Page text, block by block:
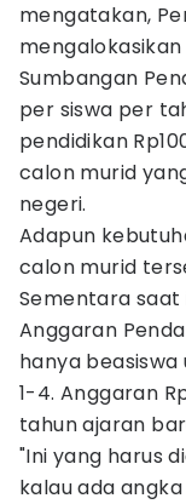
mengatakan,
Sumbangan
per siswa per
pendidikan
calon murid
negeri.
Adapun
calon murid
Sementara
Anggaran
hanya
1-4. Anggaran
tahun ajaran
"Ini yang harus
kalau ada